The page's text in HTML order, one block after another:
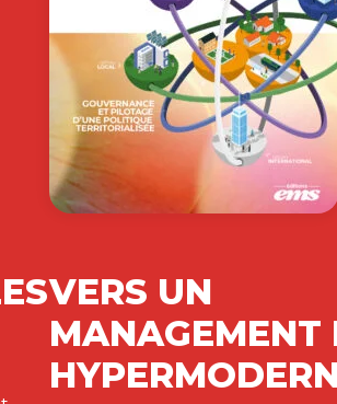
VERS UN
MANAGEMENT